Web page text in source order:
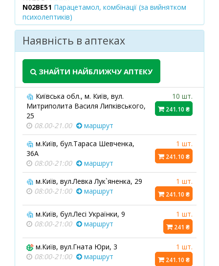
N02BE51 Парацетамол, комбінації (за вийнятком
психолептиків)
Наявність в аптеках
ЗНАЙТИ НАЙБЛИЖЧУ АПТЕКУ
Київська обл., м. Київ, вул.
Митриполита Василя Липківського,
25
08.00-21.00
маршрут
10 шт.
241.10 ₴
м.Київ, бул.Тараса Шевченка,
36А
08:00-21:00
маршрут
1 шт.
241.10 ₴
м.Київ, вул.Левка Лук`яненка, 29
08:00-21:00
маршрут
1 шт.
241.10 ₴
м.Київ, бул.Лесі Українки, 9
08:00-21:00
маршрут
1 шт.
241 ₴
м.Київ, вул.Гната Юри, 3
08:00-21:00
маршрут
1 шт.
241.10 ₴